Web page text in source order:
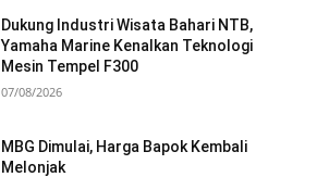
Dukung Industri Wisata Bahari NTB,
Yamaha Marine Kenalkan Teknologi
Mesin Tempel F300
07/08/2026
MBG Dimulai, Harga Bapok Kembali
Melonjak